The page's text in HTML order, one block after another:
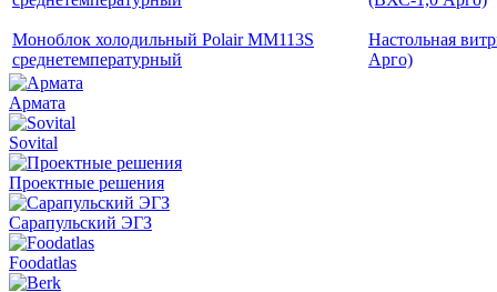
Моноблок холодильный Polair MM113S
среднетемпературный
Настольная
Арго)
Армата
Sovital
Проектные решения
Сарапульский ЭГЗ
Foodatlas